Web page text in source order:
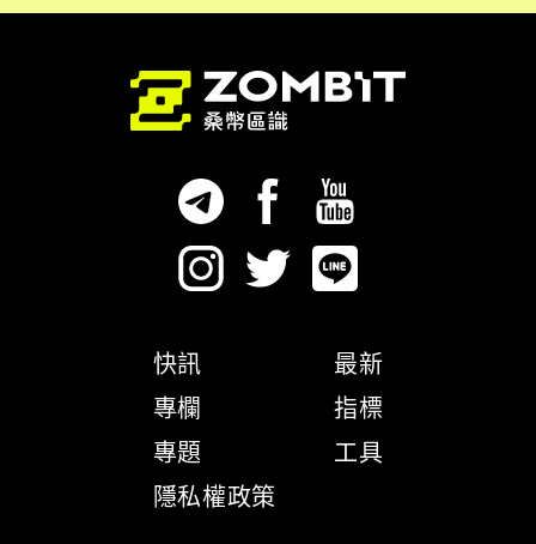
快訊
專欄
專題
隱私權政策
最新
指標
工具